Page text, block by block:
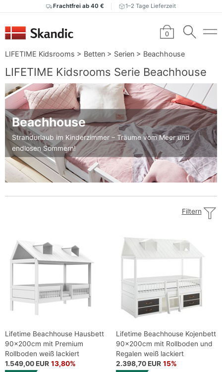
Frachtfrei ab 40 € 1–2 Tage Lieferzeit
0
LIFETIME Kidsrooms > Betten > Serien > Beachhouse
LIFETIME Kidsrooms Serie Beachhouse
Beachhouse
Strandurlaub im Kinderzimmer – Träume vom Meer und
endlosen Sommern!
Filtern
Lifetime Beachhouse Hausbett
90x200cm mit Premium
Rollboden weiß lackiert
1.549,00 EUR 13,80%
Lifetime Beachhouse Kojenbett
90x200cm mit Rollboden und
Regalen weiß lackiert
2.398,70 EUR 15%